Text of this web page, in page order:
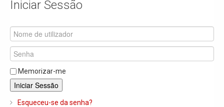
Recrutamento
Produtos
Solar
Termoacumuladores e Depósitos de Inércia
Ar Condicionado
Iniciar Sessão
Memorizar-me
Iniciar Sessão
Esqueceu-se da senha?